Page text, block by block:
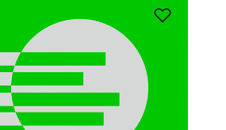
დროს, ზრდის
და ხელს
პერსონალიზაციასა და
იდეების
მისი აღსრულების